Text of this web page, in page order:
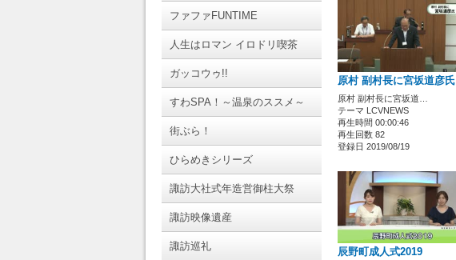
ファファFUNTIME
人生はロマン イロドリ喫茶
ガッコウゥ!!
すわSPA！～温泉のススメ～
街ぶら！
ひらめきシリーズ
諏訪大社式年造営御柱大祭
諏訪映像遺産
諏訪巡礼
原村 副村長に宮坂道彦氏
原村 副村長に宮坂道…
テーマ LCVNEWS
再生時間 00:00:46
再生回数 82
登録日 2019/08/19
辰野町成人式2019